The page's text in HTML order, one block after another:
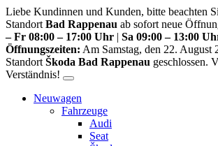
Liebe Kundinnen und Kunden, bitte beachten
Standort Bad Rappenau ab sofort neue
– Fr 08:00 – 17:00 Uhr | Sa 09:00 – 13:00
Öffnungszeiten: Am Samstag, den 22. August
Standort Škoda Bad Rappenau geschlossen.
Verständnis!
Neuwagen
Fahrzeuge
Audi
Seat